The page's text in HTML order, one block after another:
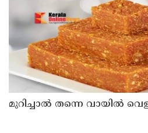
മുറിച്ചാൽ തന്നെ വായിൽ